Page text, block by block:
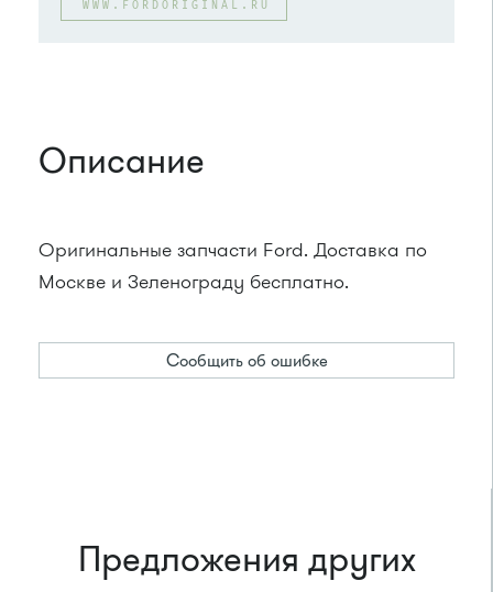
WWW.FORDORIGINAL.RU
Описание
Оригинальные запчасти Ford. Доставка по
Москве и Зеленограду бесплатно.
Сообщить об ошибке
Предложения других